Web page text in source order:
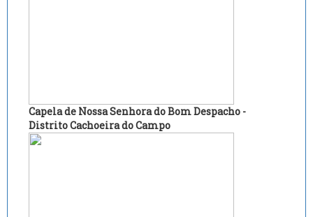
Capela de Nossa Senhora do Bom Despacho -
Distrito Cachoeira do Campo